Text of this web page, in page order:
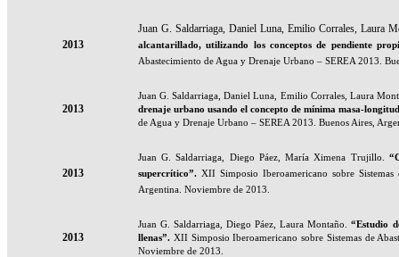
2013
Juan G. Saldarriaga, Daniel Luna, Emilio Corrales, Laura
alcantarillado, utilizando los conceptos de pendiente
Abastecimiento de Agua y Drenaje Urbano – SEREA 2013.
2013
Juan G. Saldarriaga, Daniel Luna, Emilio Corrales, Laura
drenaje urbano usando el concepto de mínima masa-
de Agua y Drenaje Urbano – SEREA 2013. Buenos Aires,
2013
Juan G. Saldarriaga, Diego Páez, María Ximena Trujillo. “
supercrítico”.XII Simposio Iberoamericano sobre
Argentina. Noviembre de 2013.
2013
Juan G. Saldarriaga, Diego Páez, Laura Montaño.“Estudio
llenas”. XII Simposio Iberoamericano sobre Sistemas de
Noviembre de 2013.